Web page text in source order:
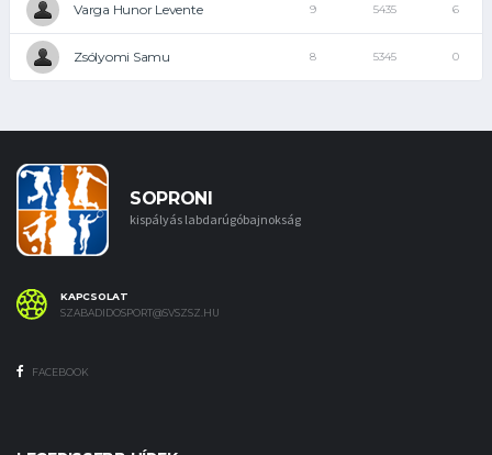
Varga Hunor Levente 9 5435 6
Zsólyomi Samu 8 5345 0
SOPRONI
kispályás labdarúgóbajnokság
KAPCSOLAT
SZABADIDOSPORT@SVSZSZ.HU
FACEBOOK